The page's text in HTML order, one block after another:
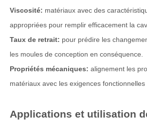
Viscosité: matériaux avec des
appropriées pour remplir efficacement la
Taux de retrait: pour prédire les
les moules de conception en conséquence.
Propriétés mécaniques: alignement les
matériaux avec les exigences fonctionnelles
Applications et utilisation